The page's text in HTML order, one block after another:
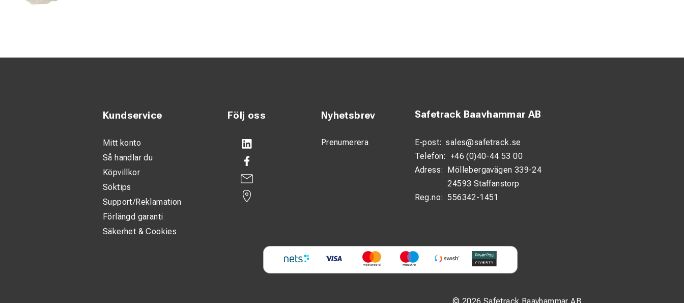
Följ oss Nyhetsbrev
Prenumerera
Safetrack Baavhammar AB
E-post: sales@safetrack.se
Telefon: +46 (0)40-44 53 00
Adress: Möllebergavägen 339-24
24593 Staffanstorp
Reg.no: 556342-1451
Kundservice
Mitt konto
Så handlar du
Köpvillkor
Söktips
Support/Reklamation
Förlängd garanti
Säkerhet & Cookies